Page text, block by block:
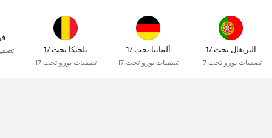
البرتغال تحت 17
تصفيات يورو تحت 17
ألمانيا تحت 17
تصفيات يورو تحت 17
بلجيكا تحت 17
تصفيات يورو تحت 17